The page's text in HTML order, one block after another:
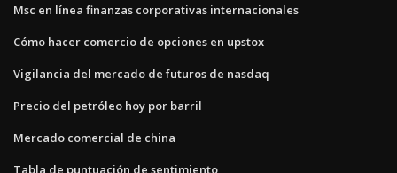
Msc en línea finanzas corporativas internacionales
Cómo hacer comercio de opciones en upstox
Vigilancia del mercado de futuros de nasdaq
Precio del petróleo hoy por barril
Mercado comercial de china
Tabla de puntuación de sentimiento